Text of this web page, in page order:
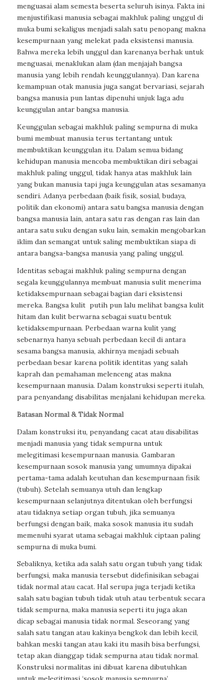
menguasai alam semesta beserta seluruh isinya. Fakta ini
menjustifikasi manusia sebagai makhluk paling unggul di
muka bumi sekaligus menjadi salah satu penopang makna
kesempurnaan yang melekat pada eksistensi manusia.
Bahwa mereka lebih unggul dan karenanya berhak untuk
menguasai, menaklukan alam (dan menjajah bangsa
manusia yang lebih rendah keunggulannya). Dan karena
kemampuan otak manusia juga sangat bervariasi, sejarah
bangsa manusia pun lantas dipenuhi unjuk laga adu
keunggulan antar bangsa manusia.
Keunggulan sebagai makhluk paling sempurna di muka
bumi membuat manusia terus tertantang untuk
membuktikan keunggulan itu. Dalam semua bidang
kehidupan manusia mencoba membuktikan diri sebagai
makhluk paling unggul, tidak hanya atas makhluk lain
yang bukan manusia tapi juga keunggulan atas sesamanya
sendiri. Adanya perbedaan (baik fisik, sosial, budaya,
politik dan ekonomi) antara satu bangsa manusia dengan
bangsa manusia lain, antara satu ras dengan ras lain dan
antara satu suku dengan suku lain, semakin mengobarkan
iklim dan semangat untuk saling membuktikan siapa di
antara bangsa-bangsa manusia yang paling unggul.
Identitas sebagai makhluk paling sempurna dengan
segala keunggulannya membuat manusia sulit menerima
ketidaksempurnaan sebagai bagian dari eksistensi
mereka. Bangsa kulit putih pun lalu melihat bangsa kulit
hitam dan kulit berwarna sebagai suatu bentuk
ketidaksempurnaan. Perbedaan warna kulit yang
sebenarnya hanya sebuah perbedaan kecil di antara
sesama bangsa manusia, akhirnya menjadi sebuah
perbedaan besar karena politik identitas yang salah
kaprah dan pemahaman melenceng atas makna
kesempurnaan manusia. Dalam konstruksi seperti itulah,
para penyandang disabilitas menjalani kehidupan mereka.
Batasan Normal & Tidak Normal
Dalam konstruksi itu, penyandang cacat atau disabilitas
menjadi manusia yang tidak sempurna untuk
melegitimasi kesempurnaan manusia. Gambaran
kesempurnaan sosok manusia yang umumnya dipakai
pertama-tama adalah keutuhan dan kesempurnaan fisik
(tubuh). Setelah semuanya utuh dan lengkap
kesempurnaan selanjutnya ditentukan oleh berfungsi
atau tidaknya setiap organ tubuh, jika semuanya
berfungsi dengan baik, maka sosok manusia itu sudah
memenuhi syarat utama sebagai makhluk ciptaan paling
sempurna di muka bumi.
Sebaliknya, ketika ada salah satu organ tubuh yang tidak
berfungsi, maka manusia tersebut didefinisikan sebagai
tidak normal atau cacat. Hal serupa juga terjadi ketika
salah satu bagian tubuh tidak utuh atau terbentuk secara
tidak sempurna, maka manusia seperti itu juga akan
dicap sebagai manusia tidak normal. Seseorang yang
salah satu tangan atau kakinya bengkok dan lebih kecil,
bahkan meski tangan atau kaki itu masih bisa berfungsi,
tetap akan dianggap tidak sempurna atau tidak normal.
Konstruksi normalitas ini dibuat karena dibutuhkan